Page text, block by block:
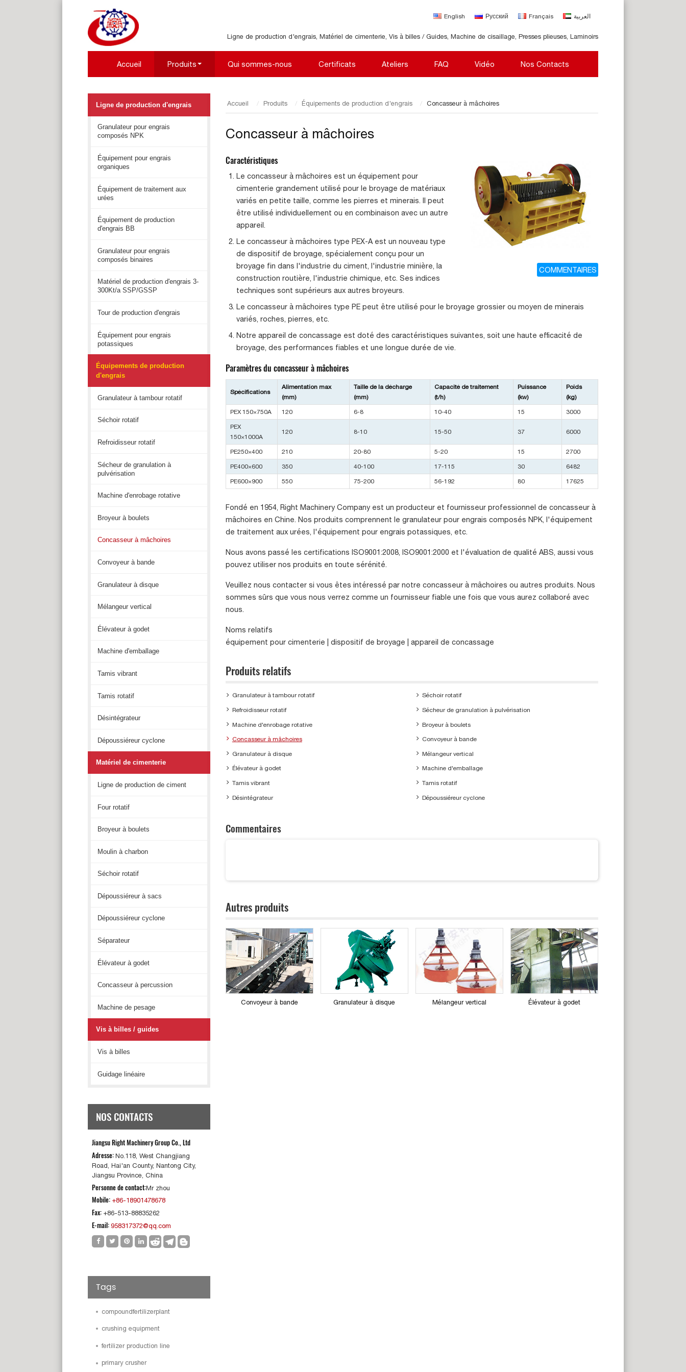
English Русский Français العربية
Ligne de production d'engrais, Matériel de cimenterie, Vis à billes / Guides, Machine de cisaillage, Presses plieuses, Laminoirs
Accueil Produits Qui sommes-nous Certificats Ateliers FAQ Vidéo Nos Contacts
Accueil Produits Équipements de production d'engrais Concasseur à mâchoires
Concasseur à mâchoires
COMMENTAIRES
Caractéristiques
Le concasseur à mâchoires est un équipement pour
cimenterie grandement utilisé pour le broyage de matériaux
variés en petite taille, comme les pierres et minerais. Il peut
être utilisé individuellement ou en combinaison avec un autre
appareil.
Le concasseur à mâchoires type PEX-A est un nouveau type
de dispositif de broyage, spécialement conçu pour un
broyage fin dans l'industrie du ciment, l'industrie minière, la
construction routière, l'industrie chimique, etc. Ses indices
techniques sont supérieurs aux autres broyeurs.
Le concasseur à mâchoires type PE peut être utilisé pour le broyage grossier ou moyen de minerais
variés, roches, pierres, etc.
Notre appareil de concassage est doté des caractéristiques suivantes, soit une haute efficacité de
broyage, des performances fiables et une longue durée de vie.
Paramètres du concasseur à mâchoires
Spécifications
Alimentation max
(mm)
Taille de la décharge
(mm)
Capacité de traitement
(t/h)
Puissance
(kw)
Poids
(kg)
PEX 150×750A 120 6-8 10-40 15 3000
PEX
150×1000A
120 8-10 15-50 37 6000
PE250×400 210 20-80 5-20 15 2700
PE400×600 350 40-100 17-115 30 6482
PE600×900 550 75-200 56-192 80 17625
Fondé en 1954, Right Machinery Company est un producteur et fournisseur professionnel de concasseur à
mâchoires en Chine. Nos produits comprennent le granulateur pour engrais composés NPK, l'équipement
de traitement aux urées, l'équipement pour engrais potassiques, etc.
Nous avons passé les certifications ISO9001:2008, ISO9001:2000 et l'évaluation de qualité ABS, aussi vous
pouvez utiliser nos produits en toute sérénité.
Veuillez nous contacter si vous êtes intéressé par notre concasseur à mâchoires ou autres produits. Nous
sommes sûrs que vous nous verrez comme un fournisseur fiable une fois que vous aurez collaboré avec
nous.
Noms relatifs
équipement pour cimenterie | dispositif de broyage | appareil de concassage
Produits relatifs
Granulateur à tambour rotatif Séchoir rotatif
Refroidisseur rotatif Sécheur de granulation à pulvérisation
Machine d'enrobage rotative Broyeur à boulets
Concasseur à mâchoires Convoyeur à bande
Granulateur à disque Mélangeur vertical
Élévateur à godet Machine d'emballage
Tamis vibrant Tamis rotatif
Désintégrateur Dépoussiéreur cyclone
Commentaires
Autres produits
Convoyeur à bande Granulateur à disque Mélangeur vertical Élévateur à godet
Ligne de production d'engrais
Granulateur pour engrais
composés NPK
Équipement pour engrais
organiques
Équipement de traitement aux
urées
Équipement de production
d'engrais BB
Granulateur pour engrais
composés binaires
Matériel de production d'engrais 3-
300Kt/a SSP/GSSP
Tour de production d'engrais
Équipement pour engrais
potassiques
Équipements de production
d'engrais
Granulateur à tambour rotatif
Séchoir rotatif
Refroidisseur rotatif
Sécheur de granulation à
pulvérisation
Machine d'enrobage rotative
Broyeur à boulets
Concasseur à mâchoires
Convoyeur à bande
Granulateur à disque
Mélangeur vertical
Élévateur à godet
Machine d'emballage
Tamis vibrant
Tamis rotatif
Désintégrateur
Dépoussiéreur cyclone
Matériel de cimenterie
Ligne de production de ciment
Four rotatif
Broyeur à boulets
Moulin à charbon
Séchoir rotatif
Dépoussiéreur à sacs
Dépoussiéreur cyclone
Séparateur
Élévateur à godet
Concasseur à percussion
Machine de pesage
Vis à billes / guides
Vis à billes
Guidage linéaire
NOS CONTACTS
Jiangsu Right Machinery Group Co., Ltd
Adresse: No.118, West Changjiang
Road, Hai'an County, Nantong City,
Jiangsu Province, China
Personne de contact:Mr zhou
Mobile: +86-18901478678
Fax: +86-513-88835262
E-mail: 958317372@qq.com
Tags
compoundfertilizerplant
crushing equipment
fertilizer production line
primary crusher